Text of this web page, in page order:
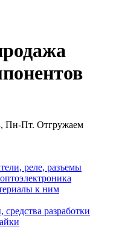
Пн-Пт. Отгружаем
реле, разъемы
к ним
разработки